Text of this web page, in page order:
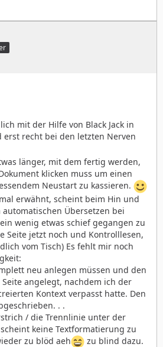
mit der Hilfe von Black Jack in
recht bei den letzten Nerven
länger, mit dem fertig werden,
klicken muss um einen
Neustart zu kassieren.
erwähnt, scheint beim Hin und
Übersetzen bei
wenig etwas schief gegangen zu
Seite jetzt noch und Kontrolllesen,
vom Tisch) Es fehlt mir noch
neu anlegen müssen und den
angelegt, nachdem ich der
Kontext verpasst hatte. Den
. .
/ die Trennlinie unter der
keine Textformatierung zu
zu blöd aeh
zu blind dazu.